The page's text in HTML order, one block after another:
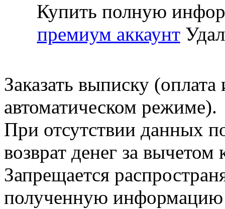
Купить полную
премиум аккаунт
Заказать выписку
автоматическом режиме).
При отсутствии данных
возврат денег за
Запрещается
полученную информацию